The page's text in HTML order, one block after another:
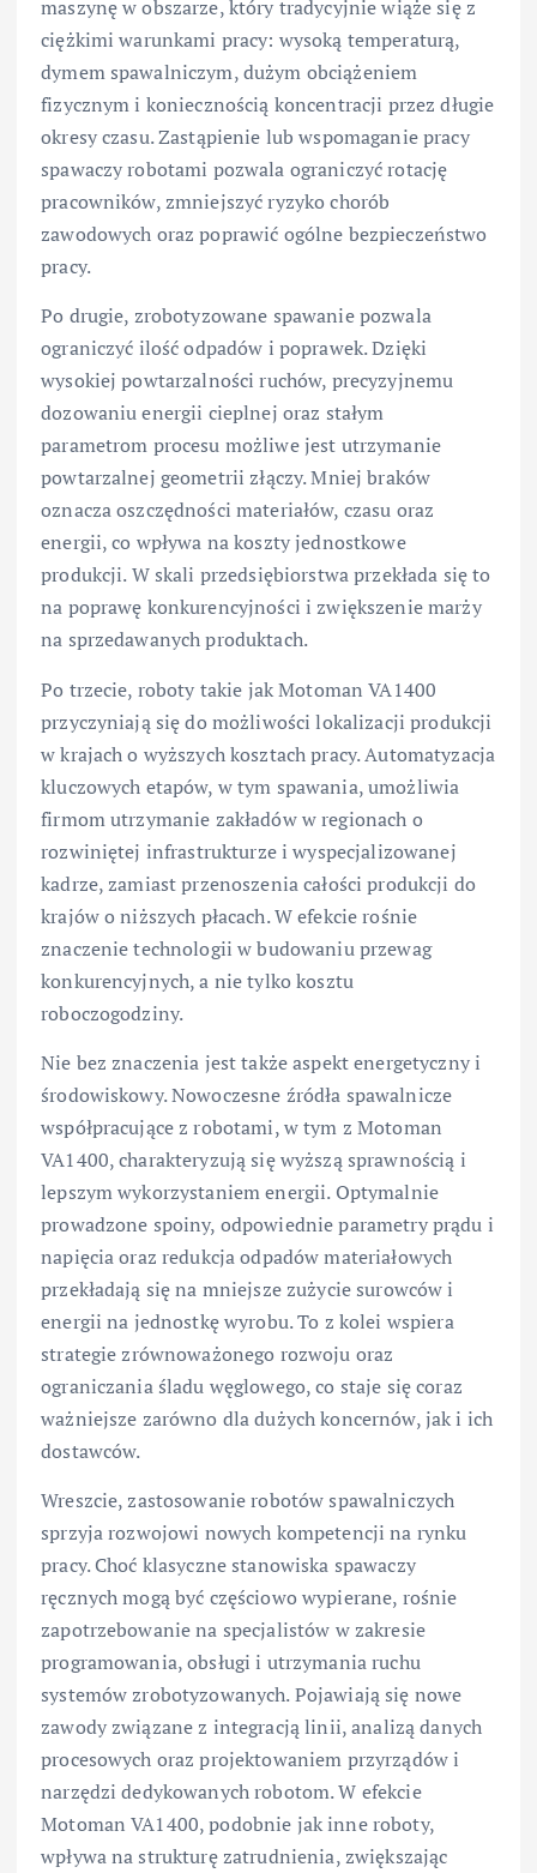
maszynę w obszarze, który tradycyjnie wiąże się z
ciężkimi warunkami pracy: wysoką temperaturą,
dymem spawalniczym, dużym obciążeniem
fizycznym i koniecznością koncentracji przez długie
okresy czasu. Zastąpienie lub wspomaganie pracy
spawaczy robotami pozwala ograniczyć rotację
pracowników, zmniejszyć ryzyko chorób
zawodowych oraz poprawić ogólne bezpieczeństwo
pracy.
Po drugie, zrobotyzowane spawanie pozwala
ograniczyć ilość odpadów i poprawek. Dzięki
wysokiej powtarzalności ruchów, precyzyjnemu
dozowaniu energii cieplnej oraz stałym
parametrom procesu możliwe jest utrzymanie
powtarzalnej geometrii złączy. Mniej braków
oznacza oszczędności materiałów, czasu oraz
energii, co wpływa na koszty jednostkowe
produkcji. W skali przedsiębiorstwa przekłada się to
na poprawę konkurencyjności i zwiększenie marży
na sprzedawanych produktach.
Po trzecie, roboty takie jak Motoman VA1400
przyczyniają się do możliwości lokalizacji produkcji
w krajach o wyższych kosztach pracy. Automatyzacja
kluczowych etapów, w tym spawania, umożliwia
firmom utrzymanie zakładów w regionach o
rozwiniętej infrastrukturze i wyspecjalizowanej
kadrze, zamiast przenoszenia całości produkcji do
krajów o niższych płacach. W efekcie rośnie
znaczenie technologii w budowaniu przewag
konkurencyjnych, a nie tylko kosztu
roboczogodziny.
Nie bez znaczenia jest także aspekt energetyczny i
środowiskowy. Nowoczesne źródła spawalnicze
współpracujące z robotami, w tym z Motoman
VA1400, charakteryzują się wyższą sprawnością i
lepszym wykorzystaniem energii. Optymalnie
prowadzone spoiny, odpowiednie parametry prądu i
napięcia oraz redukcja odpadów materiałowych
przekładają się na mniejsze zużycie surowców i
energii na jednostkę wyrobu. To z kolei wspiera
strategie zrównoważonego rozwoju oraz
ograniczania śladu węglowego, co staje się coraz
ważniejsze zarówno dla dużych koncernów, jak i ich
dostawców.
Wreszcie, zastosowanie robotów spawalniczych
sprzyja rozwojowi nowych kompetencji na rynku
pracy. Choć klasyczne stanowiska spawaczy
ręcznych mogą być częściowo wypierane, rośnie
zapotrzebowanie na specjalistów w zakresie
programowania, obsługi i utrzymania ruchu
systemów zrobotyzowanych. Pojawiają się nowe
zawody związane z integracją linii, analizą danych
procesowych oraz projektowaniem przyrządów i
narzędzi dedykowanych robotom. W efekcie
Motoman VA1400, podobnie jak inne roboty,
wpływa na strukturę zatrudnienia, zwiększając